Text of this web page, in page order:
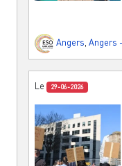
Angers, Angers
Le 29-06-2026